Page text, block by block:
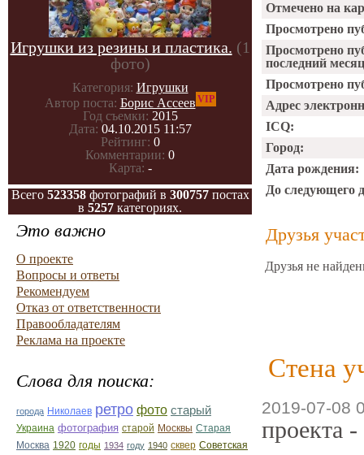
Игрушки из резины и пластика. (1
фото)
Категория: Игрушки
Автор поста: Борис Ассеев VIP
Год съемки: 2015
Дата: 04.10.2015 11:57
Рейтинг: 0
Комментарии: 0
Карта: -
Всего 523358фотографий в 300757постах
в 5257 категориях.
Это важно
О проекте
Вопросы и ответы
Рекомендуем
Отказ от ответственности
Правообладателям
Реклама на проекте
Слова для поиска:
города Николаев ретро фото старый
Украина фотография старой Москвы Старая
Москва 1920 годы 1934 году 1940 сквер Советская
Отмечено на
Просмотрено
Просмотрено
последний
Просмотрено
Адрес
ICQ:
Город:
Дата рождения:
До следующего
Друзья
Друзья не
Стена
2019-07-08
проекта